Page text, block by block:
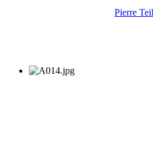
Pierre